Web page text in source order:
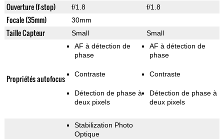
Ouverture (f-stop) f/1.8 f/1.8
Focale (35mm) 30mm
Taille Capteur Small Small
Propriétés autofocus
AF à détection de
phase
Contraste
Détection de phase à
deux pixels
AF à détection de
phase
Contraste
Détection de phase à
deux pixels
Stabilization Photo
Optique